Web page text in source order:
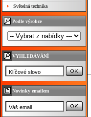
Světelná technika
Podle výrobce
VYHLEDÁVÁNÍ
Novinky emailem